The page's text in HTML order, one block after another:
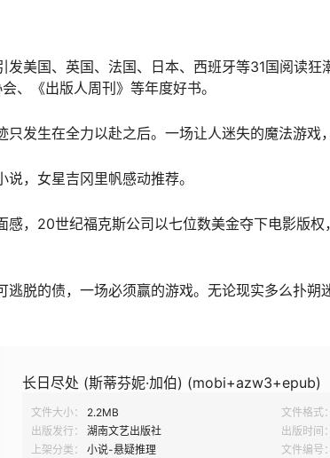
美国、英国、法国、日本、西班牙等31国阅读狂
、《出版人周刊》等年度好书。
发生在全力以赴之后。一场让人迷失的魔法游戏
，女星吉冈里帆感动推荐。
，20世纪福克斯公司以七位数美金夺下电影版
脱的债，一场必须赢的游戏。无论现实多么扑朔
长日尽处 (斯蒂芬妮·加伯) (mobi+azw3+epub)
文件大小： 2.2MB 文件格式：
出版发行：
湖南文艺出版社 出版时间：
上架分类：
小说-悬疑推理 文件编号：